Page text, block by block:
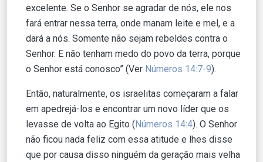
excelente. Se o Senhor se agradar de nós, ele nos
fará entrar nessa terra, onde manam leite e mel, e a
dará a nós. Somente não sejam rebeldes contra o
Senhor. E não tenham medo do povo da terra, porque
o Senhor está conosco” (Ver Números 14:7-9).
Então, naturalmente, os israelitas começaram a falar
em apedrejá-los e encontrar um novo líder que os
levasse de volta ao Egito (Números 14:4). O Senhor
não ficou nada feliz com essa atitude e lhes disse
que por causa disso ninguém da geração mais velha